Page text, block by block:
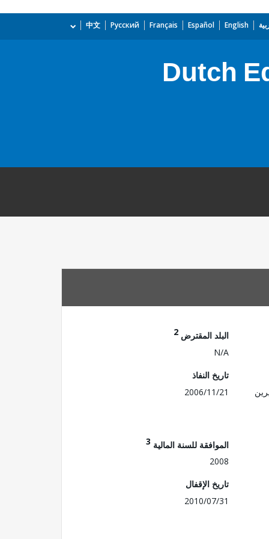
English
Español
Français
Русский
中文
Dutch
البلد المقترض 2
N/A
تاريخ النفاذ
2006/11/21
الموافقة للسنة المالية 3
2008
تاريخ الإقفال
2010/07/31